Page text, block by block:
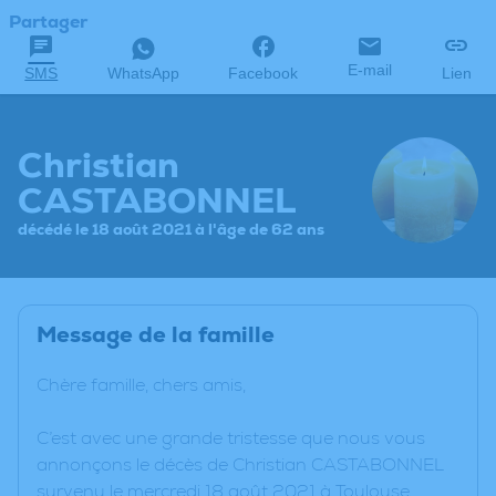
Partager
SMS WhatsApp Facebook E-mail Lien
Christian
CASTABONNEL
décédé le 18 août 2021 à l'âge de 62 ans
Message de la famille
Chère famille, chers amis,
C’est avec une grande tristesse que nous vous
annonçons le décès de Christian CASTABONNEL
survenu le mercredi 18 août 2021 à Toulouse.